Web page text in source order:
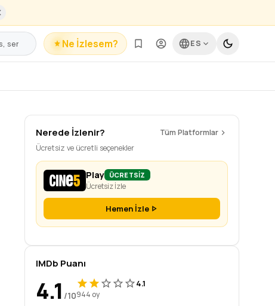
Ne İzlesem? ES
Nerede İzlenir?
Tüm Platformlar
Ücretsiz ve ücretli seçenekler
Play ÜCRETSİZ
Ücretsiz İzle
Hemen İzle
IMDb Puanı
4.1 /10
4.1
944 oy